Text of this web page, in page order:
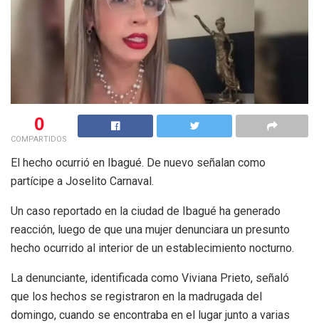
0
COMPARTIDOS
El hecho ocurrió en Ibagué. De nuevo señalan como
partícipe a Joselito Carnaval.
Un caso reportado en la ciudad de Ibagué ha generado
reacción, luego de que una mujer denunciara un presunto
hecho ocurrido al interior de un establecimiento nocturno.
La denunciante, identificada como Viviana Prieto, señaló
que los hechos se registraron en la madrugada del
domingo, cuando se encontraba en el lugar junto a varias